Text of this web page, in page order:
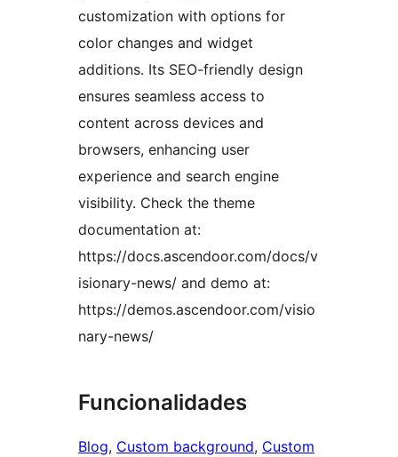
customization with options for
color changes and widget
additions. Its SEO-friendly design
ensures seamless access to
content across devices and
browsers, enhancing user
experience and search engine
visibility. Check the theme
documentation at:
https://docs.ascendoor.com/docs/v
isionary-news/ and demo at:
https://demos.ascendoor.com/visio
nary-news/
Funcionalidades
Blog, Custom background, Custom